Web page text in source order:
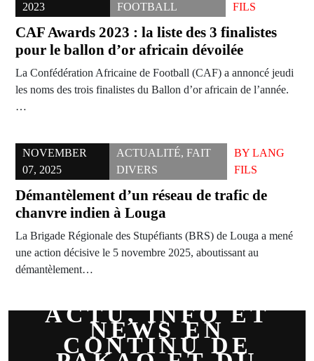
2023
FOOTBALL
FILS
CAF Awards 2023 : la liste des 3 finalistes
pour le ballon d’or africain dévoilée
La Confédération Africaine de Football (CAF) a annoncé jeudi
les noms des trois finalistes du Ballon d’or africain de l’année.
…
NOVEMBER
07, 2025
ACTUALITÉ, FAIT
DIVERS
BYLANG
FILS
Démantèlement d’un réseau de trafic de
chanvre indien à Louga
La Brigade Régionale des Stupéfiants (BRS) de Louga a mené
une action décisive le 5 novembre 2025, aboutissant au
démantèlement…
ACTU, INFO ET
NEWS EN
CONTINU DE